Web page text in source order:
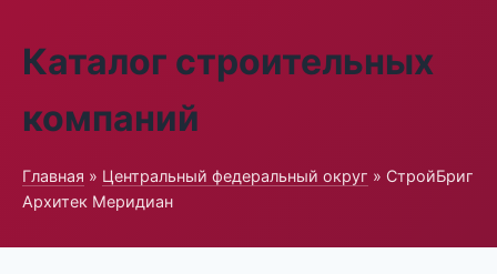
Каталог строительных
компаний
Главная » Центральный федеральный округ » СтройБриг
Архитек Меридиан